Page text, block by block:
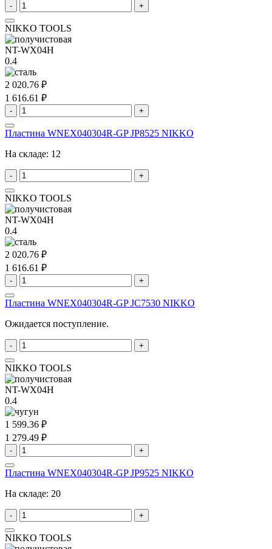
- +
NIKKO TOOLS
NT-WX04H
0.4
2 020.76 ₽
1 616.61 ₽
- +
Пластина WNEX040304R-GP JP8525 NIKKO
На складе: 12
- +
NIKKO TOOLS
NT-WX04H
0.4
2 020.76 ₽
1 616.61 ₽
- +
Пластина WNEX040304R-GP JC7530 NIKKO
Ожидается поступление.
- +
NIKKO TOOLS
NT-WX04H
0.4
1 599.36 ₽
1 279.49 ₽
- +
Пластина WNEX040304R-GP JP9525 NIKKO
На складе: 20
- +
NIKKO TOOLS